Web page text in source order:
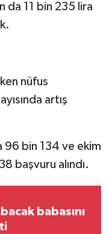
da 11 bin 235 lira
nüfus
artış
bin 134 ve ekim
başvuru alındı.
babasını